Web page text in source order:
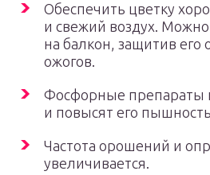
Обеспечить цветку
и свежий воздух.
на балкон, защитив его
ожогов.
Фосфорные препараты
и повысят его
Частота орошений и
увеличивается.